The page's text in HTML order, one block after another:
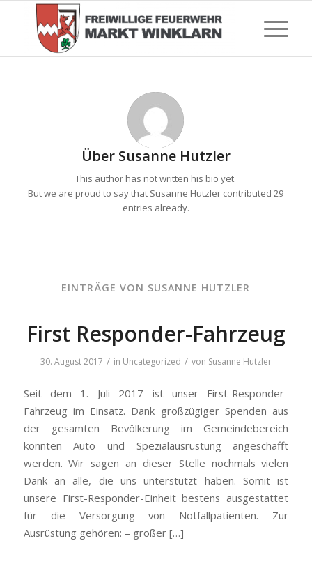
Über Susanne Hutzler
This author has not written his bio yet.
But we are proud to say that Susanne Hutzler contributed 29
entries already.
EINTRÄGE VON SUSANNE HUTZLER
First Responder-Fahrzeug
30. August 2017 / in Uncategorized / von Susanne Hutzler
Seit dem 1. Juli 2017 ist unser First-Responder-
Fahrzeug im Einsatz. Dank großzügiger Spenden aus
der gesamten Bevölkerung im Gemeindebereich
konnten Auto und Spezialausrüstung angeschafft
werden. Wir sagen an dieser Stelle nochmals vielen
Dank an alle, die uns unterstützt haben. Somit ist
unsere First-Responder-Einheit bestens ausgestattet
für die Versorgung von Notfallpatienten. Zur
Ausrüstung gehören: – großer […]